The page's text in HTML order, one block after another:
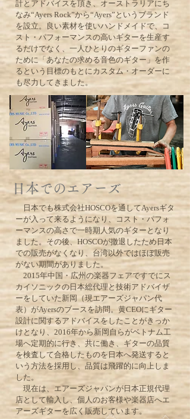
計とアドバイスを頂き、オーストラリアにち
なみ“Ayers Rock”から“Ayers”というブランド
を設立。良い素材を使いハンドメイドで、コ
スト・パフォーマンスの高いギターを生産す
るだけでなく、一人ひとりのギターファンの
ために「あなたの求める音色のギター」を作
るという目標のもとにカスタム・オーダーに
も尽力してきました。
日本でのエアーズ
日本でも株式会社HOSCOを通してAyersギタ
ーが入って来るようになり、コスト・パフォ
ーマンスの高さで一時期人気のギターとなり
ました。その後、HOSCOが撤退したため日本
での販売がなくなり、台湾以外ではほぼ販売
がない期間がありました。
2015年中国・広州の楽器フェアですでにス
カイソニックの日本総代理と技術アドバイザ
ーをしていた新岡（現エアーズジャパン代
表）がAyersのブースを訪問。黄CEOにギター
設計に関するアドバイスをしたことがきっか
けとなり、2016年から新岡自らがベトナム工
場へ定期的に行き、共に働き、ギターの品質
を検査して合格したものを日本へ発送すると
いう方法を採用し、品質は飛躍的に向上しま
した。
​ 現在は、エアーズジャパンが日本正規代理
店として輸入し、個人のお客様や楽器店へエ
アーズギターを広く販売しています。